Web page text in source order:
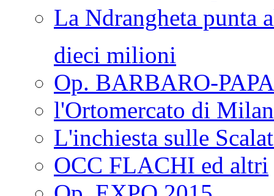
La Ndrangheta
dieci milioni
Op. BARBARO-
l'Ortomercato di
L'inchiesta sulle
OCC FLACHI ed altri